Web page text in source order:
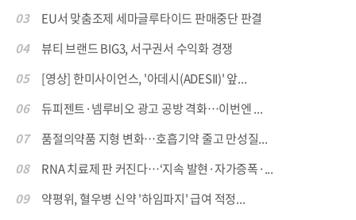
03
EU서 맞춤조제 세마글루타이드 판매중단 판결
04
뷰티 브랜드 BIG3, 서구권서 수익화 경쟁
05
[영상] 한미사이언스, '아데시(ADESII)' 앞...
06
듀피젠트·넴루비오 광고 공방 격화…이번엔 ...
07
품절의약품 지형 변화…호흡기약 줄고 만성질...
08
RNA 치료제 판 커진다…‘지속 발현·자가증폭·...
09
약평위, 혈우병 신약 '하임파지' 급여 적정...